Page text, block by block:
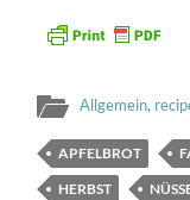
Allgemein,
APFELBROT
HERBST